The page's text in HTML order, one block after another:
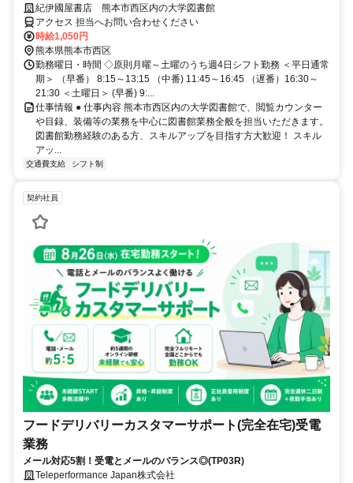
紀伊國屋書店 熊本市西区内の大学図書館
アクセス 担当へお問い合わせください
時給1,050円
熊本県熊本市西区
勤務曜日・時間 ◇原則月曜～土曜のうち週4日シフト勤務 ＜平日通常
期＞ （早番） 8:15～13:15 （中番) 11:45～16:45 （遅番）16:30～
21:30 ＜土曜日＞ (早番) 9:...
仕事情報 ● 仕事内容 熊本市西区内の大学図書館で、閲覧カウンター
や目録、装備等の業務を中心に図書館業務全般を担当いただきます。
図書館勤務経験のある方、スキルアップを目指す方大歓迎！ スキル
アッ...
交通費支給 シフト制
契約社員
フードデリバリーカスタマーサポート(完全在宅)受電
業務
メール対応5割！受電とメールのバランス◎(TP03R)
Teleperformance Japan株式会社